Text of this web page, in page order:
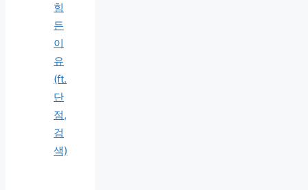
힘
든
이
유
(ft.
단
점,
검
색)